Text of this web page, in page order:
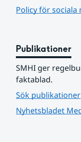
Policy för sociala
Publikationer
SMHI ger
faktablad.
Sök publikationer
Nyhetsbladet